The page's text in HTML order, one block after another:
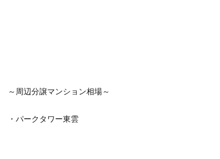
～周辺分譲マンション相場～
・パークタワー東雲